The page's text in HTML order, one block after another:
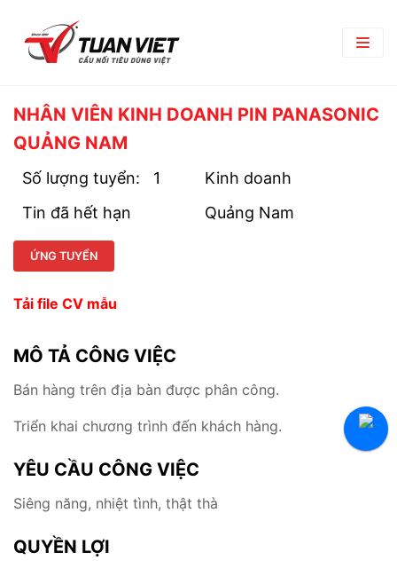
TRANG CHỦ
GIỚI THIỆU
Giới Thiệu Chung
Chi Nhánh
Phòng Ban
Đối Tác Nhà Cung Cấp
TRUNG TÂM THƯƠNG MẠI
Bản Tin Nội Bộ
Góc nghề nghiệp
TUYỂN DỤNG
Tin Tuyển Dụng
LIÊN HỆ
NHÂN VIÊN KINH DOANH PIN PANASONIC
QUẢNG NAM
Số lượng tuyển: 1
Kinh doanh
Tin đã hết hạn
Quảng Nam
ỨNG TUYỂN
Tải file CV mẫu
MÔ TẢ CÔNG VIỆC
Bán hàng trên địa bàn được phân công.
Triển khai chương trình đến khách hàng.
YÊU CẦU CÔNG VIỆC
Siêng năng, nhiệt tình, thật thà
QUYỀN LỢI